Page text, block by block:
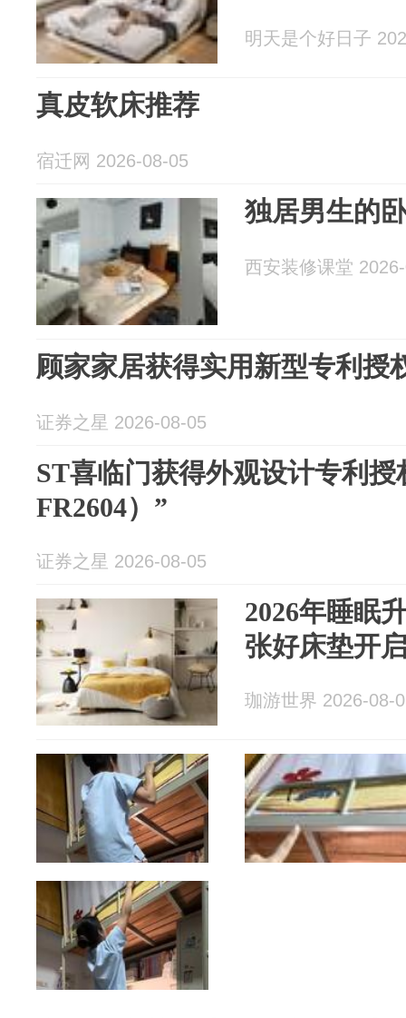
明天是个好日子
真皮软床推荐
宿迁网 2026-08-05
独居男生的
西安装修课堂
顾家家居获得实用新型专利授
证券之星 2026-08-05
ST喜临门获得外观设计专利
FR2604）”
证券之星 2026-08-05
2026年睡眠
张好床垫开
珈游世界 2026-08-